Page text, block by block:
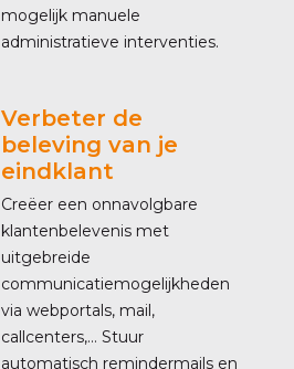
mogelijk manuele
administratieve interventies.
Verbeter de
beleving van je
eindklant
Creëer een onnavolgbare
klantenbelevenis met
uitgebreide
communicatiemogelijkheden
via webportals, mail,
callcenters,… Stuur
automatisch remindermails en